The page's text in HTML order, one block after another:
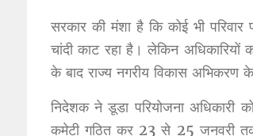
सरकार की मंशा है कि कोई भी
चांदी काट रहा है। लेकिन अधिकारियों
के बाद राज्य नगरीय विकास अभिकरण
निदेशक ने डूडा परियोजना
कमेटी गठित कर 23 से 25 जनवरी